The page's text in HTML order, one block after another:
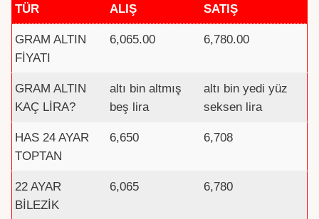
TÜR
ALIŞ SATIŞ
GRAM ALTIN
FİYATI
6,065.00 6,780.00
GRAM ALTIN
KAÇ LİRA?
altı bin altmış
beş lira
altı bin yedi yüz
seksen lira
HAS 24 AYAR
TOPTAN
6,650 6,708
22 AYAR
BİLEZİK
6,065 6,780